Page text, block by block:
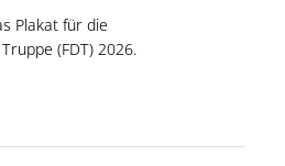
Plakat für die
(FDT) 2026.